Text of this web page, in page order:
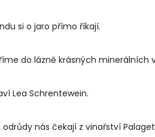
si o jaro přímo říkají.
do lázně krásných minerálních
Lea Schrentewein.
nás čekají z vinařství